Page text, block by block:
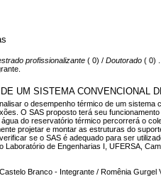
profissionalizante ( 0) / Doutorado ( 0) .
UM SISTEMA CONVENCIONAL
o desempenho térmico de um
O SAS proposto terá seu
do reservatório térmico percorrerá o
projetar e montar as estruturas do
se o SAS é adequado para ser
de Engenharias I, UFERSA,
Branco - Integrante / Romênia